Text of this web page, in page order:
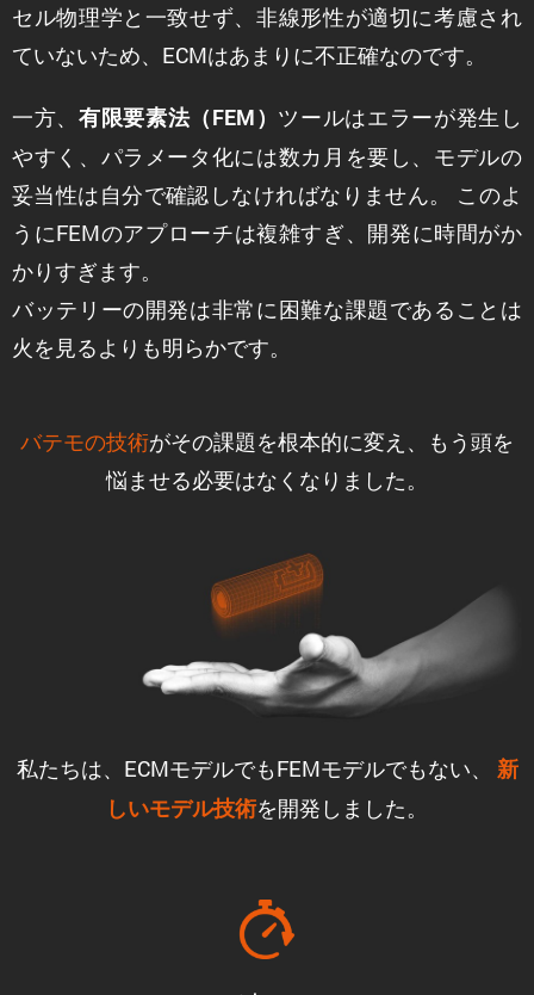
セル物理学と一致せず、非線形性が適切に考慮され
ていないため、ECMはあまりに不正確なのです。
一方、 有限要素法（FEM） ツールはエラーが発生し
やすく、パラメータ化には数カ月を要し、モデルの
妥当性は自分で確認しなければなりません。 このよ
うにFEMのアプローチは複雑すぎ、開発に時間がか
かりすぎます。
バッテリーの開発は非常に困難な課題であることは
火を見るよりも明らかです。
バテモの技術がその課題を根本的に変え、もう頭を
悩ませる必要はなくなりました。
私たちは、ECMモデルでもFEMモデルでもない、
新
しいモデル技術を開発しました。